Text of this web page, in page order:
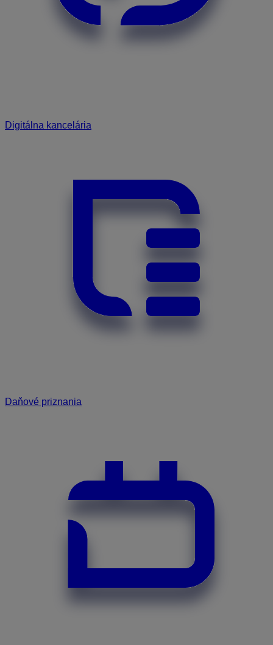
Digitálna kancelária
Daňové priznania